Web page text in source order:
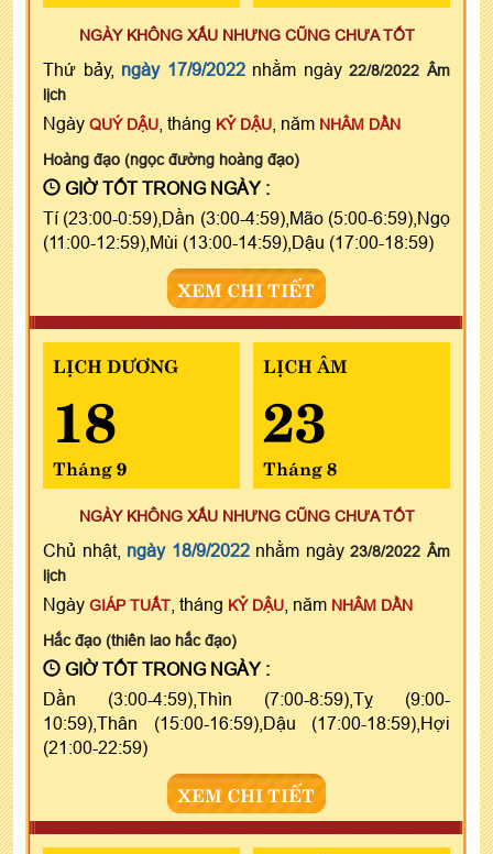
NGÀY KHÔNG XẤU NHƯNG CŨNG CHƯA TỐT
Thứ bảy, ngày 17/9/2022nhằm ngày22/8/2022 Âm
lịch
Ngày QUÝ DẬU , tháng KỶ DẬU , năm NHÂM DẦN
Hoàng đạo (ngọc đường hoàng đạo)
GIỜ TỐT TRONG NGÀY :
Tí (23:00-0:59),Dần (3:00-4:59),Mão (5:00-6:59),Ngọ
(11:00-12:59),Mùi (13:00-14:59),Dậu (17:00-18:59)
XEM CHI TIẾT
LỊCH DƯƠNG
18
Tháng 9
LỊCH ÂM
23
Tháng 8
NGÀY KHÔNG XẤU NHƯNG CŨNG CHƯA TỐT
Chủ nhật, ngày 18/9/2022nhằm ngày23/8/2022 Âm
lịch
Ngày GIÁP TUẤT , tháng KỶ DẬU , năm NHÂM DẦN
Hắc đạo (thiên lao hắc đạo)
GIỜ TỐT TRONG NGÀY :
Dần (3:00-4:59),Thìn (7:00-8:59),Tỵ (9:00-
10:59),Thân (15:00-16:59),Dậu (17:00-18:59),Hợi
(21:00-22:59)
XEM CHI TIẾT